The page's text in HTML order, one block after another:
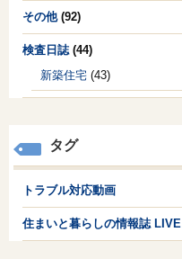
その他(92)
検査日誌(44)
新築住宅 (43)
タグ
トラブル対応動画
住まいと暮らしの情報誌 LIVE